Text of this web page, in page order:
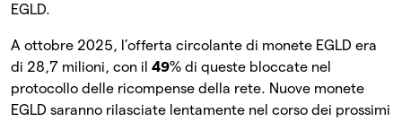
EGLD.
A ottobre 2025, l’offerta circolante di monete EGLD era
di 28,7 milioni, con il 49% di queste bloccate nel
protocollo delle ricompense della rete. Nuove monete
EGLD saranno rilasciate lentamente nel corso dei prossimi